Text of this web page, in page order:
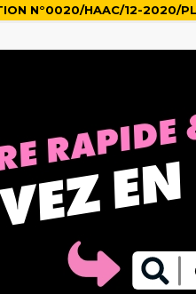
N°0020/HAAC/12-2020/